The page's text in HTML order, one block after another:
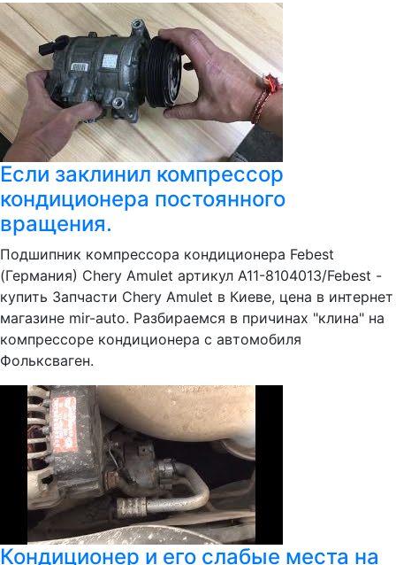
Если заклинил компрессор
кондиционера постоянного
вращения.
Подшипник компрессора кондиционера Febest
(Германия) Chery Amulet артикул A11-8104013/Febest -
купить Запчасти Chery Amulet в Киеве, цена в интернет
магазине mir-auto. Разбираемся в причинах "клина" на
компрессоре кондиционера с автомобиля
Фольксваген.
Кондиционер и его слабые места на